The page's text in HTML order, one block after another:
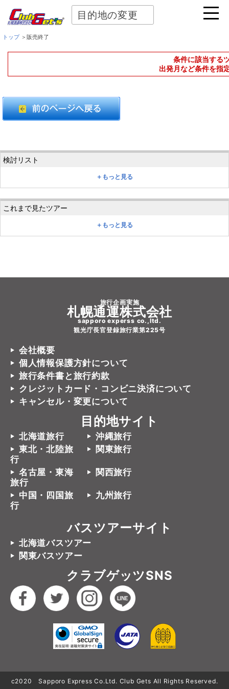
目的地の変更
トップ＞販売終了
条件に該当する
出発月など条件を指
＋もっと見る
＋もっと見る
旅行企画実施
札幌通運株式会社
sapporo experss co.,ltd.
観光庁長官登録旅行業第225号
会社概要
個人情報保護方針について
旅行条件書と旅行約款
クレジットカード・コンビニ決済について
キャンセル・変更について
目的地サイト
北海道旅行
沖縄旅行
東北・北陸旅
行
関東旅行
名古屋・東海
旅行
関西旅行
中国・四国旅
行
九州旅行
バスツアーサイト
北海道バスツアー
関東バスツアー
クラブゲッツSNS
c2020 Sapporo Express Co.Ltd. Club Gets All Rights Reserved.